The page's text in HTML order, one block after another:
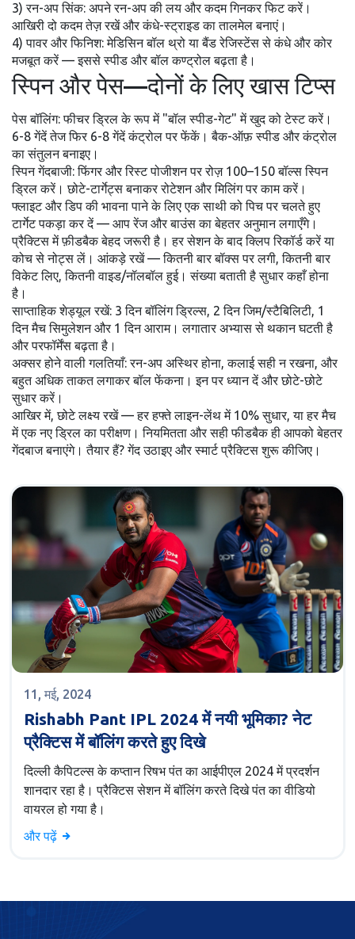
3) रन-अप सिंक: अपने रन-अप की लय और कदम गिनकर फिट करें।
आखिरी दो कदम तेज़ रखें और कंधे-स्ट्राइड का तालमेल बनाएं।
4) पावर और फिनिश: मेडिसिन बॉल थ्रो या बैंड रेजिस्टेंस से कंधे और कोर
मजबूत करें — इससे स्पीड और बॉल कण्ट्रोल बढ़ता है।
स्पिन और पेस—दोनों के लिए खास टिप्स
पेस बॉलिंग: फीचर ड्रिल के रूप में "बॉल स्पीड-गेट" में खुद को टेस्ट करें।
6-8 गेंदें तेज फिर 6-8 गेंदें कंट्रोल पर फेंकें। बैक-ऑफ़ स्पीड और कंट्रोल
का संतुलन बनाइए।
स्पिन गेंदबाजी: फिंगर और रिस्ट पोजीशन पर रोज़ 100–150 बॉल्स स्पिन
ड्रिल करें। छोटे-टार्गेट्स बनाकर रोटेशन और मिलिंग पर काम करें।
फ्लाइट और डिप की भावना पाने के लिए एक साथी को पिच पर चलते हुए
टार्गेट पकड़ा कर दें — आप रेंज और बाउंस का बेहतर अनुमान लगाएँगे।
प्रैक्टिस में फ़ीडबैक बेहद जरूरी है। हर सेशन के बाद क्लिप रिकॉर्ड करें या
कोच से नोट्स लें। आंकड़े रखें — कितनी बार बॉक्स पर लगी, कितनी बार
विकेट लिए, कितनी वाइड/नॉलबॉल हुई। संख्या बताती है सुधार कहाँ होना
है।
साप्ताहिक शेड्यूल रखें: 3 दिन बॉलिंग ड्रिल्स, 2 दिन जिम/स्टैबिलिटी, 1
दिन मैच सिमुलेशन और 1 दिन आराम। लगातार अभ्यास से थकान घटती है
और परफॉर्मेंस बढ़ता है।
अक्सर होने वाली गलतियाँ: रन-अप अस्थिर होना, कलाई सही न रखना, और
बहुत अधिक ताकत लगाकर बॉल फेंकना। इन पर ध्यान दें और छोटे-छोटे
सुधार करें।
आखिर में, छोटे लक्ष्य रखें — हर हफ्ते लाइन-लेंथ में 10% सुधार, या हर मैच
में एक नए ड्रिल का परीक्षण। नियमितता और सही फीडबैक ही आपको बेहतर
गेंदबाज बनाएंगे। तैयार हैं? गेंद उठाइए और स्मार्ट प्रैक्टिस शुरू कीजिए।
11, मई, 2024
Rishabh Pant IPL 2024 में नयी भूमिका? नेट
प्रैक्टिस में बॉलिंग करते हुए दिखे
दिल्ली कैपिटल्स के कप्तान रिषभ पंत का आईपीएल 2024 में प्रदर्शन
शानदार रहा है। प्रैक्टिस सेशन में बॉलिंग करते दिखे पंत का वीडियो
वायरल हो गया है।
और पढ़ें